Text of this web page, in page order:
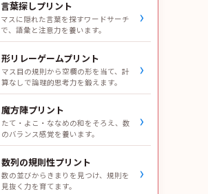
言葉探しプリント
マスに隠れた言葉を探すワードサーチ
で、語彙と注意力を養います。
›
形リレーゲームプリント
マス目の規則から空欄の形を当て、計
算なしで論理的思考力を鍛えます。
›
魔方陣プリント
たて・よこ・ななめの和をそろえ、数
のバランス感覚を養います。
›
数列の規則性プリント
数の並びからきまりを見つけ、規則を
見抜く力を育てます。
›